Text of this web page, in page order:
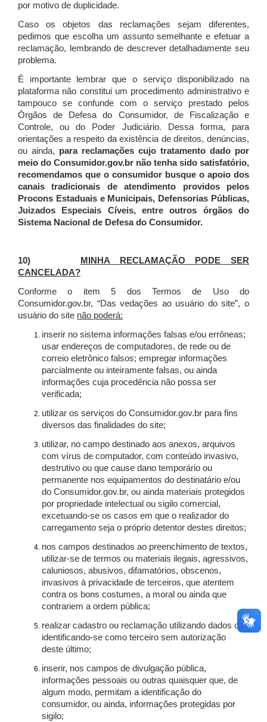
por motivo de duplicidade.
Caso os objetos das reclamações sejam diferentes,
pedimos que escolha um assunto semelhante e efetuar a
reclamação, lembrando de descrever detalhadamente seu
problema.
É importante lembrar que o serviço disponibilizado na
plataforma não constitui um procedimento administrativo e
tampouco se confunde com o serviço prestado pelos
Órgãos de Defesa do Consumidor, de Fiscalização e
Controle, ou do Poder Judiciário. Dessa forma, para
orientações a respeito da existência de direitos, denúncias,
ou ainda, para reclamações cujo tratamento dado por
meio do Consumidor.gov.br não tenha sido satisfatório,
recomendamos que o consumidor busque o apoio dos
canais tradicionais de atendimento providos pelos
Procons Estaduais e Municipais, Defensorias Públicas,
Juizados Especiais Cíveis, entre outros órgãos do
Sistema Nacional de Defesa do Consumidor.
10)
MINHA RECLAMAÇÃO PODE SER
CANCELADA?
Conforme o item 5 dos Termos de Uso do
Consumidor.gov.br, “Das vedações ao usuário do site”, o
usuário do site não poderá:
inserir no sistema informações falsas e/ou errôneas;
usar endereços de computadores, de rede ou de
correio eletrônico falsos; empregar informações
parcialmente ou inteiramente falsas, ou ainda
informações cuja procedência não possa ser
verificada;
utilizar os serviços do Consumidor.gov.br para fins
diversos das finalidades do site;
utilizar, no campo destinado aos anexos, arquivos
com vírus de computador, com conteúdo invasivo,
destrutivo ou que cause dano temporário ou
permanente nos equipamentos do destinatário e/ou
do Consumidor.gov.br, ou ainda materiais protegidos
por propriedade intelectual ou sigilo comercial,
excetuando-se os casos em que o realizador do
carregamento seja o próprio detentor destes direitos;
nos campos destinados ao preenchimento de textos,
utilizar-se de termos ou materiais ilegais, agressivos,
caluniosos, abusivos, difamatórios, obscenos,
invasivos à privacidade de terceiros, que atentem
contra os bons costumes, a moral ou ainda que
contrariem a ordem pública;
realizar cadastro ou reclamação utilizando dados ou
identificando-se como terceiro sem autorização
deste último;
inserir, nos campos de divulgação pública,
informações pessoais ou outras quaisquer que, de
algum modo, permitam a identificação do
consumidor, ou ainda, informações protegidas por
sigilo;